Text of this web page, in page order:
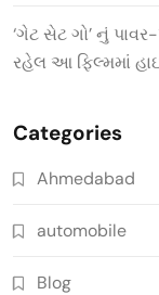
‘ગેટ સેટ ગો’ નું
રહેલ આ ફિલ્મમાં
Categories
Ahmedabad
automobile
Blog